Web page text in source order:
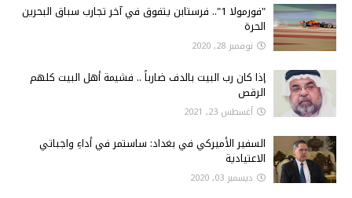
"فورمولا 1".. فرستابن يتفوق في آخر تجارب سباق البحرين
الحرة
نوفمبر 28, 2020
إذا كان رب البيت بالدف ضارباً .. فشيمة أهل البيت كلهم
الرقص
أغسطس 23, 2021
السفير الأميركي في بغداد: ساستمر في أداءِ واجباتي
الاعتيادية
ديسمبر 03, 2020